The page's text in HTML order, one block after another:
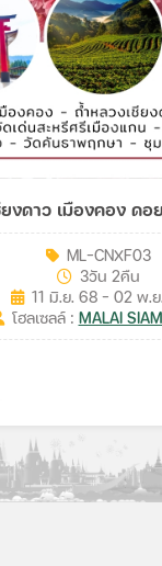
ยงดาว เมืองคอง ด
ML-CNXF03
3วัน 2คืน
11 มิ.ย. 68 - 02 พ.
โฮลเซลล์ : MALAI